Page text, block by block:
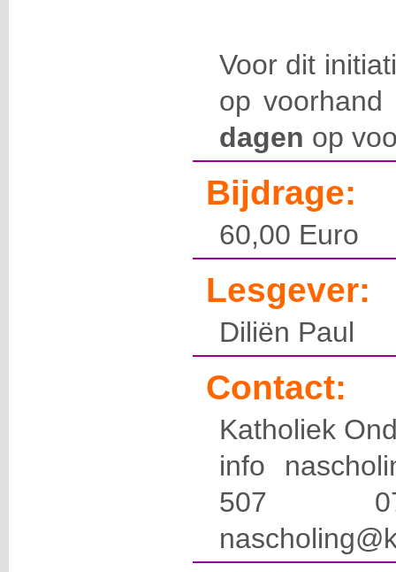
Voor dit
op
dagen op
Bijdrage:
60,00 Euro
Lesgever:
Diliën Paul
Contact:
Katholiek
info
507